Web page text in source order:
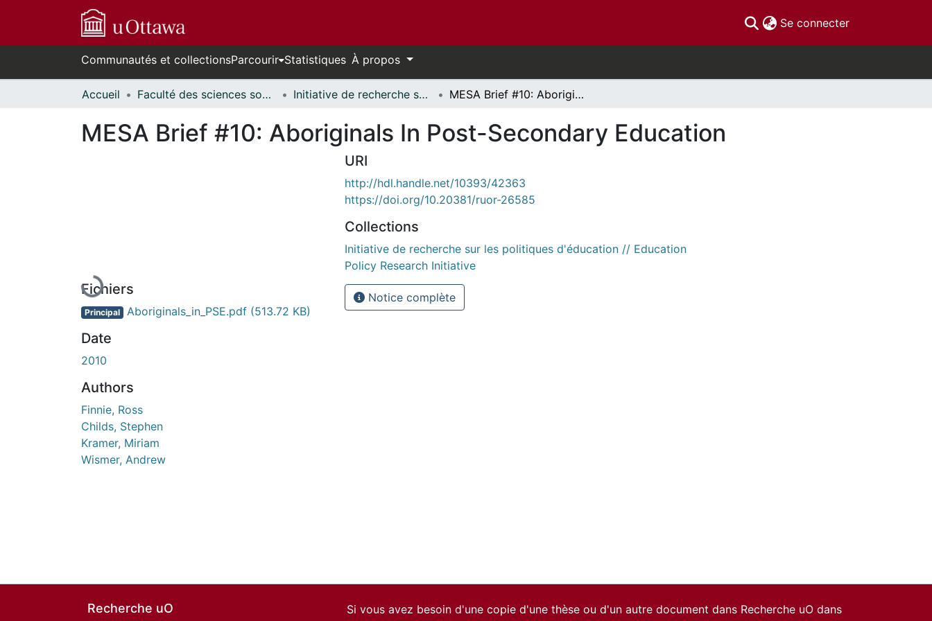
Se connecter(current)
Communautés et collectionsParcourir Statistiques À propos
Accueil Faculté des sciences sociales // Faculty of Social Sciences Initiative de recherche sur les politiques d'éducation // Education Policy Research Initiative MESA Brief #10: Aboriginals In Post-Secondary Education
MESA Brief #10: Aboriginals In Post-Secondary Education
En cours de chargement...
Fichiers
Principal Aboriginals_in_PSE.pdf (513.72 KB)
Date
2010
Authors
Finnie, Ross
Childs, Stephen
Kramer, Miriam
Wismer, Andrew
URI
http://hdl.handle.net/10393/42363
https://doi.org/10.20381/ruor-26585
Collections
Initiative de recherche sur les politiques d'éducation // Education
Policy Research Initiative
Notice complète
Recherche uO
Si vous avez besoin d'une copie d'une thèse ou d'un autre document dans Recherche uO dans